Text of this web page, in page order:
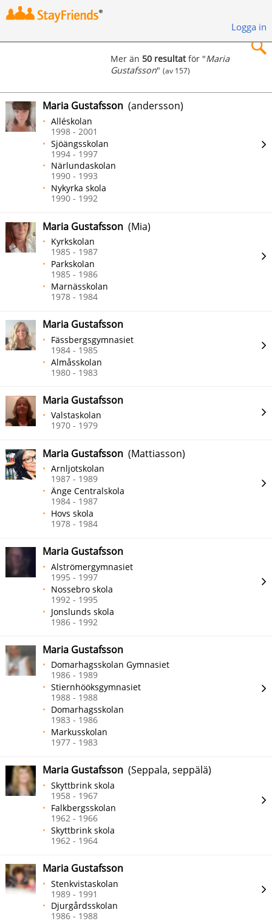
Logga in
Sök
Mer än 50 resultatför "Maria
Gustafsson" (av 157)
Maria Gustafsson (andersson)
Alléskolan
1998 - 2001
Sjöängsskolan
1994 - 1997
Närlundaskolan
1990 - 1993
Nykyrka skola
1990 - 1992
Maria Gustafsson (Mia)
Kyrkskolan
1985 - 1987
Parkskolan
1985 - 1986
Marnässkolan
1978 - 1984
Maria Gustafsson
Fässbergsgymnasiet
1984 - 1985
Almåsskolan
1980 - 1983
Maria Gustafsson
Valstaskolan
1970 - 1979
Maria Gustafsson (Mattiasson)
Arnljotskolan
1987 - 1989
Änge Centralskola
1984 - 1987
Hovs skola
1978 - 1984
Maria Gustafsson
Alströmergymnasiet
1995 - 1997
Nossebro skola
1992 - 1995
Jonslunds skola
1986 - 1992
Maria Gustafsson
Domarhagsskolan Gymnasiet
1986 - 1989
Stiernhööksgymnasiet
1988 - 1988
Domarhagsskolan
1983 - 1986
Markusskolan
1977 - 1983
Maria Gustafsson (Seppala, seppälä)
Skyttbrink skola
1958 - 1967
Falkbergsskolan
1962 - 1966
Skyttbrink skola
1962 - 1964
Maria Gustafsson
Stenkvistaskolan
1989 - 1991
Djurgårdsskolan
1986 - 1988